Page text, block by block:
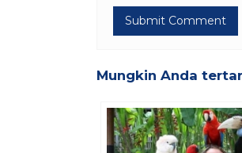
Mungkin Anda